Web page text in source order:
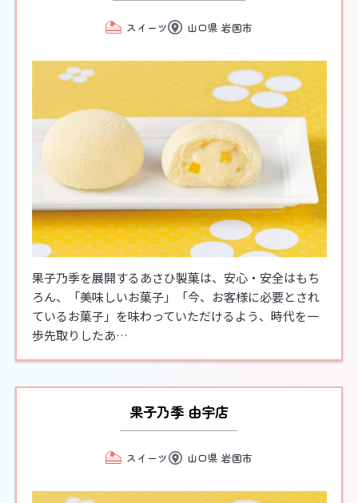
スイーツ 山口県 岩国市
果子乃季を展開するあさひ製菓は、安心・安全はもち
ろん、「美味しいお菓子」「今、お客様に必要とされ
ているお菓子」を味わっていただけるよう、時代を一
歩先取りしたあ…
果子乃季 由宇店
スイーツ 山口県 岩国市